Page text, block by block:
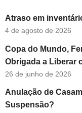
Atraso em
4 de agosto de 2026
Copa do Mundo,
Obrigada a Liberar
26 de junho de 2026
Anulação de
Suspensão?